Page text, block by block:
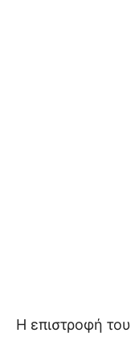
Η επιστροφή του